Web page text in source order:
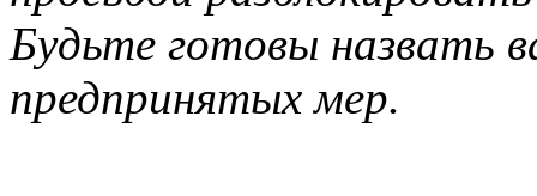
Будьте готовы назвать
предпринятых мер.